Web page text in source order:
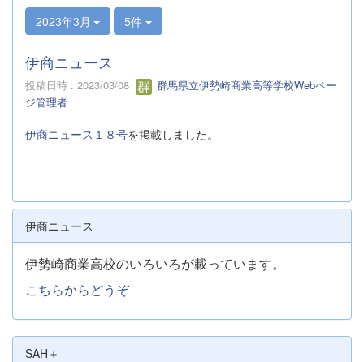
2023年3月 5件
伊商ニュース
投稿日時 : 2023/03/08
群馬県立伊勢崎商業高等学校Webペー
ジ管理者
伊商ニュース１８号を掲載しました。
伊商ニュース
伊勢崎商業高校のいろいろが載っています。
こちらからどうぞ
SAH＋